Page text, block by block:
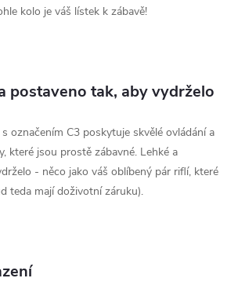
kolo je váš lístek k zábavě!
postaveno tak, aby vydrželo
označením C3 poskytuje skvělé ovládání a
které jsou prostě zábavné. Lehké a
- něco jako váš oblíbený pár riflí, které
teda mají doživotní záruku).